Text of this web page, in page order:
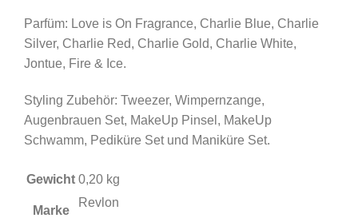
Parfüm: Love is On Fragrance, Charlie Blue, Charlie
Silver, Charlie Red, Charlie Gold, Charlie White,
Jontue, Fire & Ice.
Styling Zubehör: Tweezer, Wimpernzange,
Augenbrauen Set, MakeUp Pinsel, MakeUp
Schwamm, Pediküre Set und Maniküre Set.
Gewicht 0,20 kg
Marke
Revlon